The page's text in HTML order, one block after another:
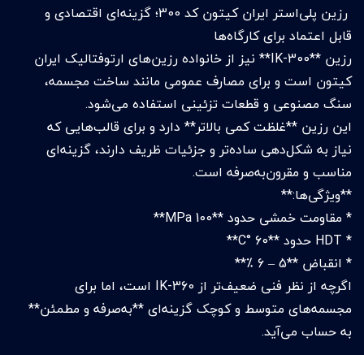
رزین پلی‌استر ایران کیتون کد 300؛ گزینه‌ای اقتصادی و
قابل اعتماد برای کارگاه‌ها
رزین **IK-300** نیز از خانواده رزین‌های ارتوفتالیک ایران
کیتون است و برای مصارف عمومی مانند ساخت مجسمه،
سنگ مصنوعی و قطعات تزئینی استفاده می‌شود.
این رزین **غلظت کمی بالاتر** دارد و برای قالب‌هایی که
نیاز به شکل‌دهی ساده‌تر و جزئیات ظریف دارند، گزینه‌ای
مناسب و مقرون‌به‌صرفه است.
**ویژگی‌ها:**
* مقاومت خمشی حدود **100 MPa**
* HDT حدود **60 °C**
* انقباض **5 – 6 ٪**
اگرچه از نظر فنی ضعیف‌تر از IK-360 است، اما برای
مجسمه‌های متوسط و کوچک گزینه‌ای **به‌صرفه و مطمئن**
به حساب می‌آید.